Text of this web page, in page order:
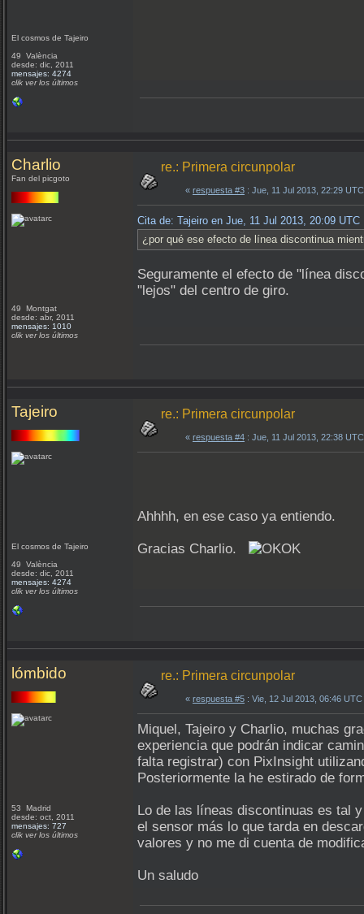
El cosmos de Tajeiro
49 València
desde: dic, 2011
mensajes: 4274
clik ver los últimos
Charlio
Fan del picgoto
49 Montgat
desde: abr, 2011
mensajes: 1010
clik ver los últimos
re.: Primera circunpolar
« respuesta #3 : Jue, 11 Jul 2013, 22:29
Cita de: Tajeiro en Jue, 11 Jul 2013, 20:09 UTC
¿por qué ese efecto de línea discontinua
Seguramente el efecto de "línea
"lejos" del centro de giro.
Tajeiro
El cosmos de Tajeiro
49 València
desde: dic, 2011
mensajes: 4274
clik ver los últimos
re.: Primera circunpolar
« respuesta #4 : Jue, 11 Jul 2013, 22:38
Ahhhh, en ese caso ya entiendo.
Gracias Charlio.
lómbido
53 Madrid
desde: oct, 2011
mensajes: 727
clik ver los últimos
re.: Primera circunpolar
« respuesta #5 : Vie, 12 Jul 2013, 06:46 UTC
Miquel, Tajeiro y Charlio, muchas
experiencia que podrán indicar
falta registrar) con PixInsight
Posteriormente la he estirado de
Lo de las líneas discontinuas es tal
el sensor más lo que tarda en
valores y no me di cuenta de
Un saludo